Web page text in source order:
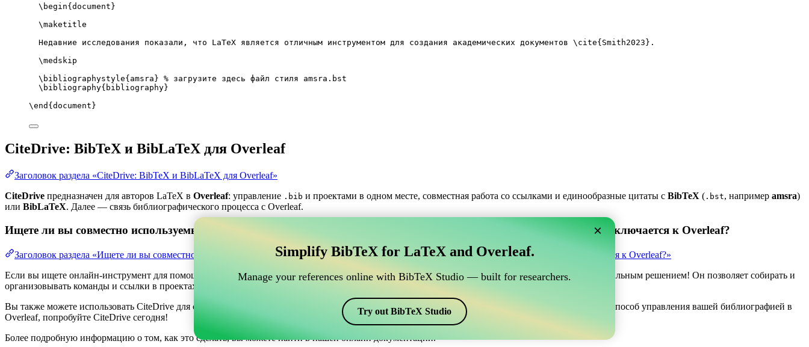
\begin{ document }
\maketitle
Недавние исследования показали, что LaTeX является отличным инструментом для создания академических документов \cite{ Smith2023 }.
\medskip
\bibliographystyle{amsra} % загрузите здесь файл стиля amsra.bst
\bibliography{bibliography}
\end { document }
CiteDrive: BibTeX и BibLaTeX для Overleaf
Заголовок раздела «CiteDrive: BibTeX и BibLaTeX для Overleaf»
CiteDrive предназначен для авторов LaTeX в Overleaf: управление .bib и проектами в одном месте, совместная работа со ссылками и единообразные цитаты с BibTeX ( .bst, например amsra)
или BibLaTeX. Далее — связь библиографического процесса с Overleaf.
Ищете ли вы совместно используемый онлайн-инструмент для управления вашими ссылками BibTeX, который подключается к Overleaf?
Заголовок раздела «Ищете ли вы совместно используемый онлайн-инструмент для управления вашими ссылками BibTeX, который подключается к Overleaf?»
Если вы ищете онлайн-инструмент для помощи в управлении вашими ссылками, цитатами и библиографией в Overleaf, CiteDrive может быть идеальным решением! Он позволяет собирать и
организовывать команды и ссылки в проектах, одновременно поддерживая актуальность записей BibTeX в вашем проекте Overleaf.
Вы также можете использовать CiteDrive для создания библиографий и цитат в различных стилях, включая amsra. Так что если вы ищете простой способ управления вашей библиографией в
Overleaf, попробуйте CiteDrive сегодня!
Более подробную информацию о том, как это сделать, вы можете найти в нашей онлайн документации.
×
Simplify BibTeX for LaTeX and Overleaf.
Manage your references online with BibTeX Studio — built for researchers.
Try out BibTeX Studio